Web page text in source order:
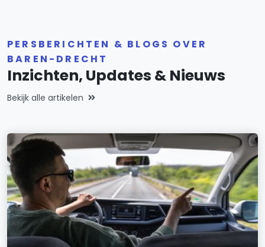
PERSBERICHTEN & BLOGS OVER
BAREN-DRECHT
Inzichten, Updates & Nieuws
Bekijk alle artikelen